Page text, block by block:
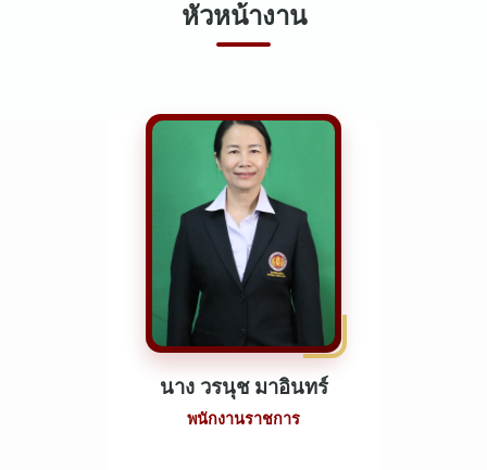
หัวหน้างาน
นาง วรนุช มาอินทร์
พนักงานราชการ